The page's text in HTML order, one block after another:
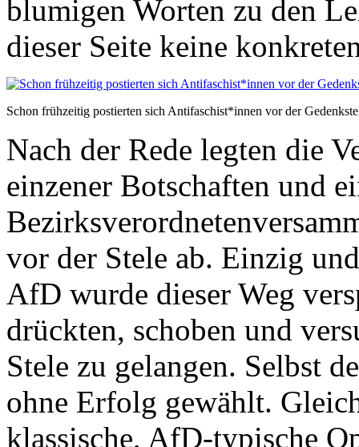
blumigen Worten zu den
dieser Seite keine
Schon frühzeitig postierten sich Antifaschist*innen vor der
Nach der Rede legten die
einzener Botschaften und
vor der Stele ab. Einzig
AfD wurde dieser Weg
drückten, schoben und
Stele zu gelangen. Selbst
ohne Erfolg gewählt.
klassische, AfD-typische